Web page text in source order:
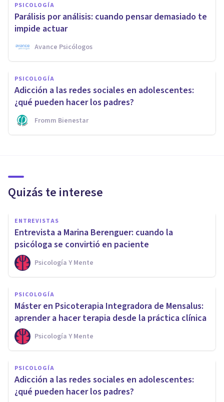
PSICOLOGÍA
Parálisis por análisis: cuando pensar demasiado te
impide actuar
Avance Psicólogos
PSICOLOGÍA
Adicción a las redes sociales en adolescentes:
¿qué pueden hacer los padres?
Fromm Bienestar
Quizás te interese
ENTREVISTAS
Entrevista a Marina Berenguer: cuando la
psicóloga se convirtió en paciente
Psicología Y Mente
PSICOLOGÍA
Máster en Psicoterapia Integradora de Mensalus:
aprender a hacer terapia desde la práctica clínica
Psicología Y Mente
PSICOLOGÍA
Adicción a las redes sociales en adolescentes:
¿qué pueden hacer los padres?